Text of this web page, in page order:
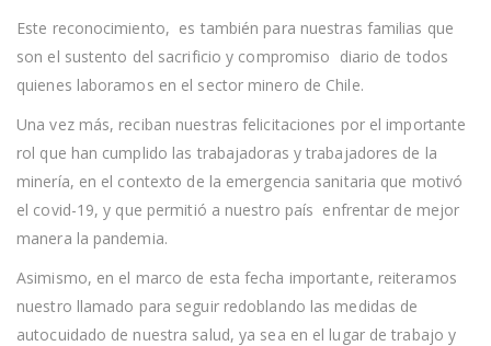
Este reconocimiento, es también para nuestras familias que
son el sustento del sacrificio y compromiso diario de todos
quienes laboramos en el sector minero de Chile.
Una vez más, reciban nuestras felicitaciones por el importante
rol que han cumplido las trabajadoras y trabajadores de la
minería, en el contexto de la emergencia sanitaria que motivó
el covid-19, y que permitió a nuestro país enfrentar de mejor
manera la pandemia.
Asimismo, en el marco de esta fecha importante, reiteramos
nuestro llamado para seguir redoblando las medidas de
autocuidado de nuestra salud, ya sea en el lugar de trabajo y